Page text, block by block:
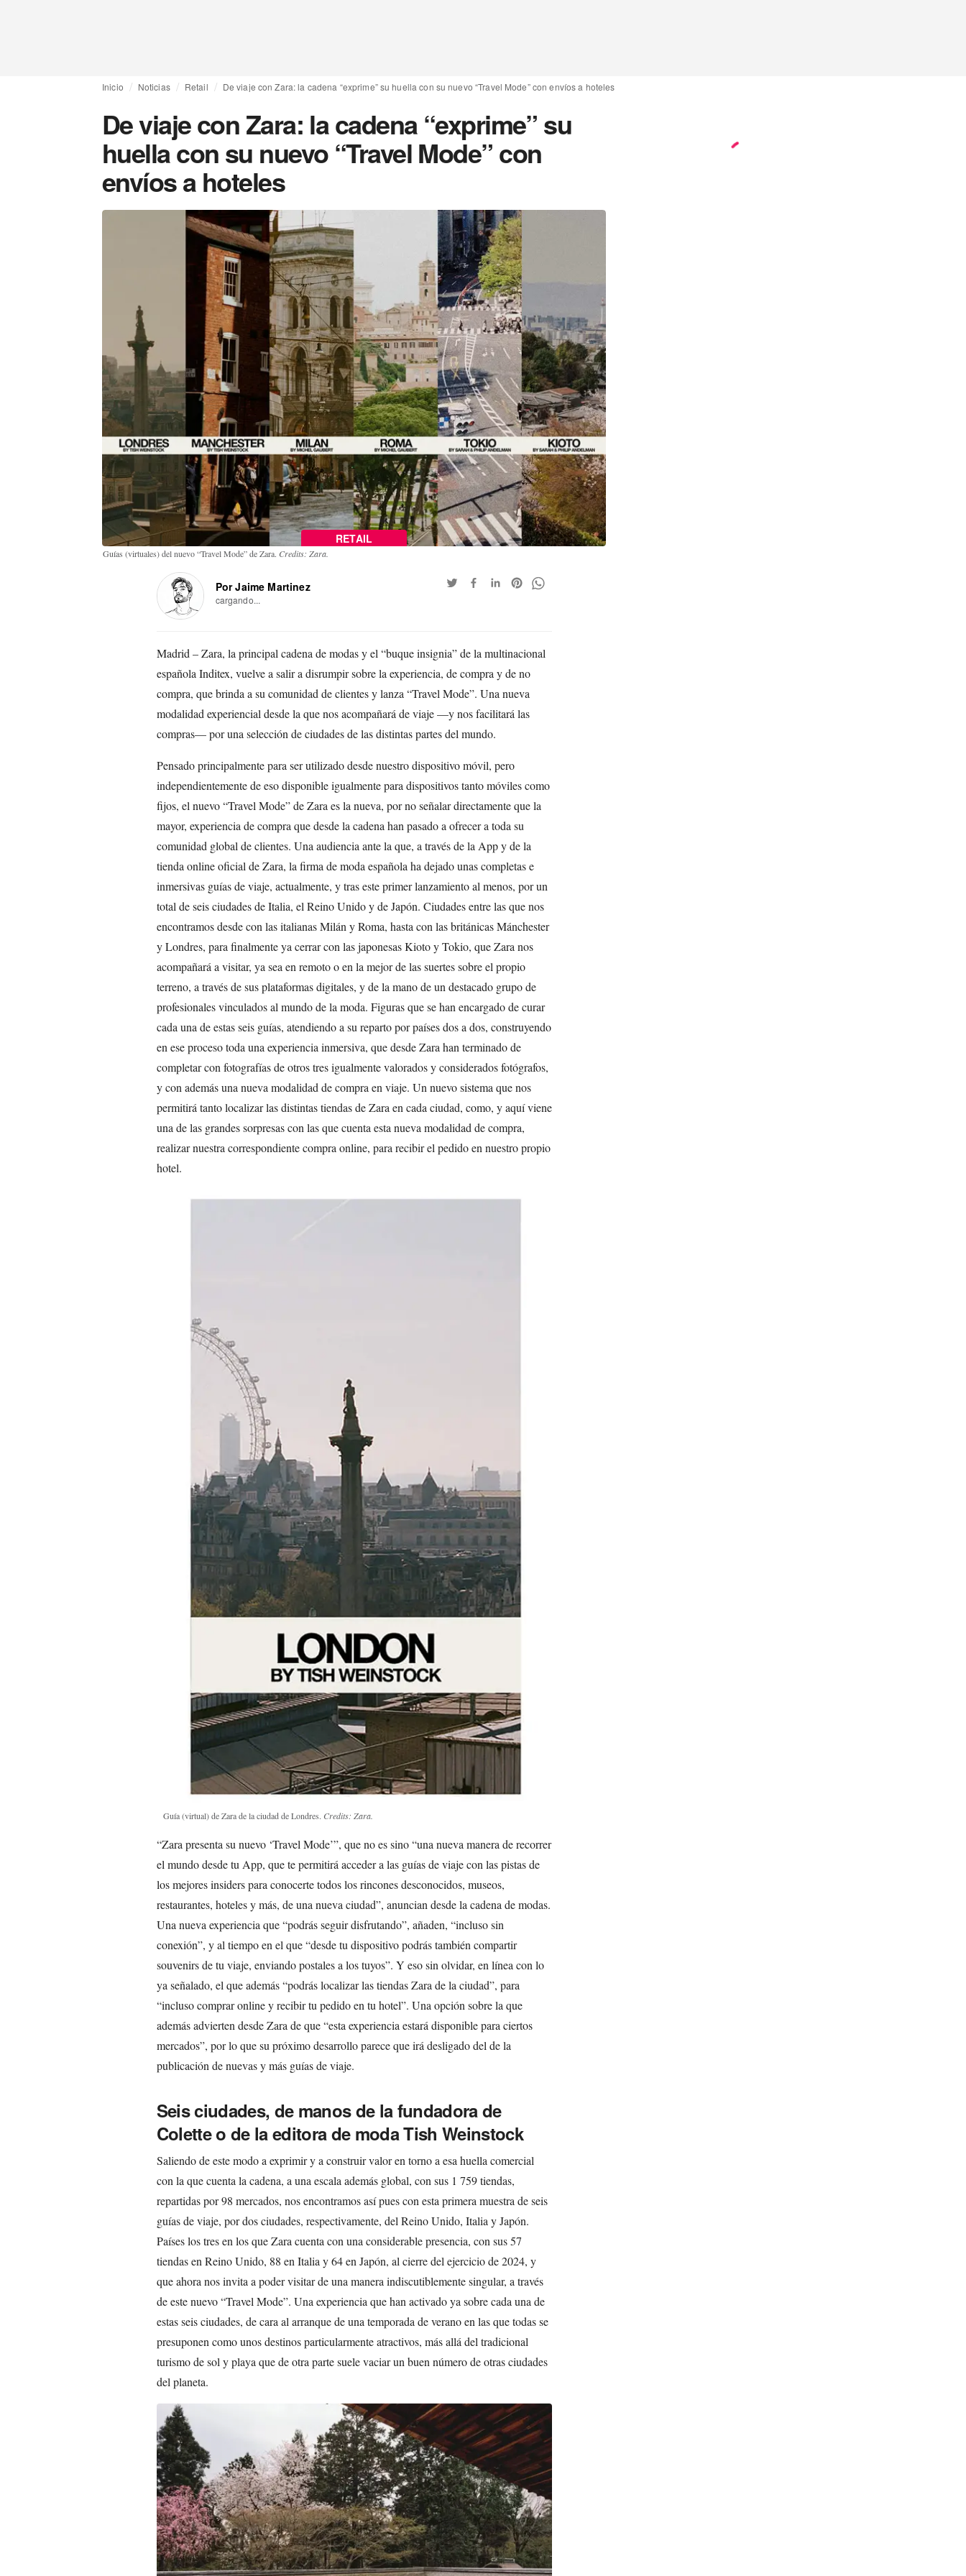
Inicio Noticias Retail De viaje con Zara: la cadena “exprime” su huella con su nuevo “Travel Mode” con envíos a hoteles
De viaje con Zara: la cadena “exprime” su
huella con su nuevo “Travel Mode” con
envíos a hoteles
RETAIL
Guías (virtuales) del nuevo “Travel Mode” de Zara. Credits: Zara.
Por Jaime Martinez
cargando...
Madrid – Zara, la principal cadena de modas y el “buque insignia” de la multinacional
española Inditex, vuelve a salir a disrumpir sobre la experiencia, de compra y de no
compra, que brinda a su comunidad de clientes y lanza “Travel Mode”. Una nueva
modalidad experiencial desde la que nos acompañará de viaje —y nos facilitará las
compras— por una selección de ciudades de las distintas partes del mundo.
Pensado principalmente para ser utilizado desde nuestro dispositivo móvil, pero
independientemente de eso disponible igualmente para dispositivos tanto móviles como
fijos, el nuevo “Travel Mode” de Zara es la nueva, por no señalar directamente que la
mayor, experiencia de compra que desde la cadena han pasado a ofrecer a toda su
comunidad global de clientes. Una audiencia ante la que, a través de la App y de la
tienda online oficial de Zara, la firma de moda española ha dejado unas completas e
inmersivas guías de viaje, actualmente, y tras este primer lanzamiento al menos, por un
total de seis ciudades de Italia, el Reino Unido y de Japón. Ciudades entre las que nos
encontramos desde con las italianas Milán y Roma, hasta con las británicas Mánchester
y Londres, para finalmente ya cerrar con las japonesas Kioto y Tokio, que Zara nos
acompañará a visitar, ya sea en remoto o en la mejor de las suertes sobre el propio
terreno, a través de sus plataformas digitales, y de la mano de un destacado grupo de
profesionales vinculados al mundo de la moda. Figuras que se han encargado de curar
cada una de estas seis guías, atendiendo a su reparto por países dos a dos, construyendo
en ese proceso toda una experiencia inmersiva, que desde Zara han terminado de
completar con fotografías de otros tres igualmente valorados y considerados fotógrafos,
y con además una nueva modalidad de compra en viaje. Un nuevo sistema que nos
permitirá tanto localizar las distintas tiendas de Zara en cada ciudad, como, y aquí viene
una de las grandes sorpresas con las que cuenta esta nueva modalidad de compra,
realizar nuestra correspondiente compra online, para recibir el pedido en nuestro propio
hotel.
Guía (virtual) de Zara de la ciudad de Londres. Credits: Zara.
“Zara presenta su nuevo ‘Travel Mode’”, que no es sino “una nueva manera de recorrer
el mundo desde tu App, que te permitirá acceder a las guías de viaje con las pistas de
los mejores insiders para conocerte todos los rincones desconocidos, museos,
restaurantes, hoteles y más, de una nueva ciudad”, anuncian desde la cadena de modas.
Una nueva experiencia que “podrás seguir disfrutando”, añaden, “incluso sin
conexión”, y al tiempo en el que “desde tu dispositivo podrás también compartir
souvenirs de tu viaje, enviando postales a los tuyos”. Y eso sin olvidar, en línea con lo
ya señalado, el que además “podrás localizar las tiendas Zara de la ciudad”, para
“incluso comprar online y recibir tu pedido en tu hotel”. Una opción sobre la que
además advierten desde Zara de que “esta experiencia estará disponible para ciertos
mercados”, por lo que su próximo desarrollo parece que irá desligado del de la
publicación de nuevas y más guías de viaje.
Seis ciudades, de manos de la fundadora de
Colette o de la editora de moda Tish Weinstock
Saliendo de este modo a exprimir y a construir valor en torno a esa huella comercial
con la que cuenta la cadena, a una escala además global, con sus 1 759 tiendas,
repartidas por 98 mercados, nos encontramos así pues con esta primera muestra de seis
guías de viaje, por dos ciudades, respectivamente, del Reino Unido, Italia y Japón.
Países los tres en los que Zara cuenta con una considerable presencia, con sus 57
tiendas en Reino Unido, 88 en Italia y 64 en Japón, al cierre del ejercicio de 2024, y
que ahora nos invita a poder visitar de una manera indiscutiblemente singular, a través
de este nuevo “Travel Mode”. Una experiencia que han activado ya sobre cada una de
estas seis ciudades, de cara al arranque de una temporada de verano en las que todas se
presuponen como unos destinos particularmente atractivos, más allá del tradicional
turismo de sol y playa que de otra parte suele vaciar un buen número de otras ciudades
del planeta.